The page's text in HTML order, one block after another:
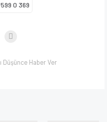
0 369
Düşünce Haber Ver